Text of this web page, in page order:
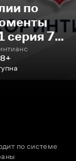
по
серия 79
по системе